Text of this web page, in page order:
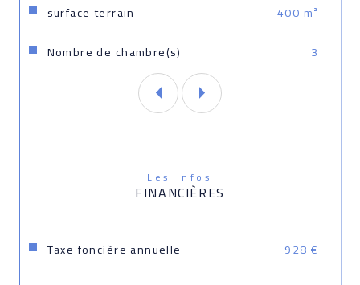
surface terrain
400 m²
Nombre de chambre(s)
3
Les infos
FINANCIÈRES
Taxe foncière annuelle 928 €